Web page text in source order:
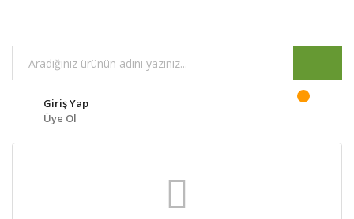
Giriş Yap
Üye Ol